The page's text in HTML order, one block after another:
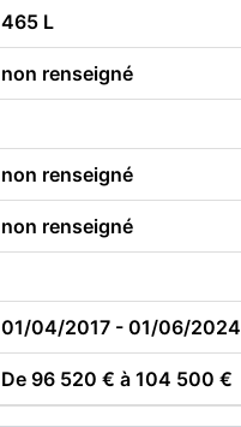
465 L
non renseigné
non renseigné
non renseigné
01/04/2017 - 01/06/2024
De 96 520 € à 104 500 €